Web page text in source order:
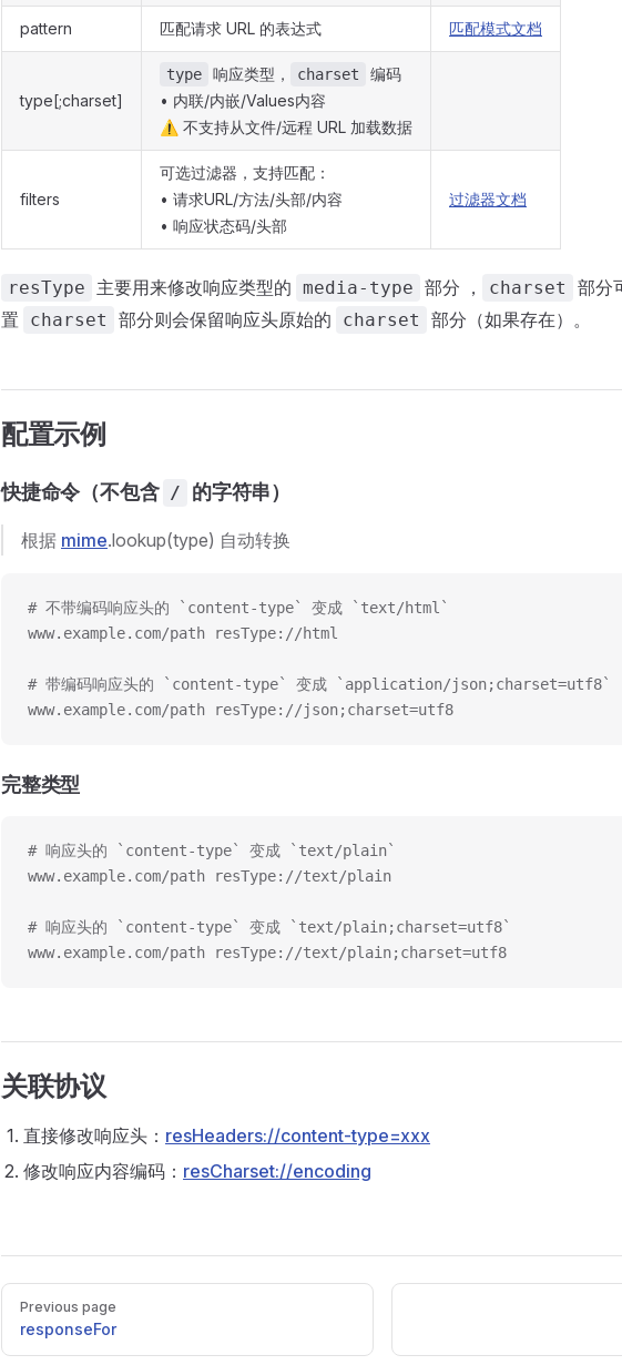
pattern 匹配请求 URL 的表达式 匹配模式文档
type[;charset]
type 响应类型， charset
编码
• 内联/内嵌/Values内容
⚠️ 不支持从文件/远程 URL 加载数据
filters
可选过滤器，支持匹配：
• 请求URL/方法/头部/内容
• 响应状态码/头部
过滤器文档
resType 主要用来修改响应类型的 media-type 部分 ， charset
部分
置
charset 部分则会保留响应头原始的 charset 部分（如果存在）。
配置示例
快捷命令（不包含 / 的字符串）
根据 mime.lookup(type) 自动转换
# 不带编码响应头的 `content-type` 变成 `text/html`
www.example.com/path resType://html
# 带编码响应头的 `content-type` 变成 `application/json;charset=utf8`
www.example.com/path resType://json;charset=utf8
完整类型
# 响应头的 `content-type` 变成 `text/plain`
www.example.com/path resType://text/plain
# 响应头的 `content-type` 变成 `text/plain;charset=utf8`
www.example.com/path resType://text/plain;charset=utf8
关联协议
直接修改响应头： resHeaders://content-type=xxx
修改响应内容编码： resCharset://encoding
Pager
Previous page
responseFor